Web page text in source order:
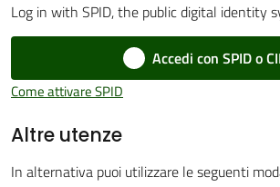
Amministrazione
Tutti
Log in with SPID, the public digital identity
Accedi con SPID o
Come attivare SPID
Altre utenze
In alternativa puoi utilizzare le seguenti